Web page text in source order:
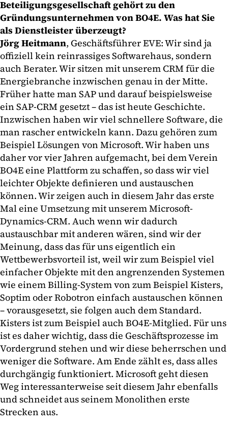
Beteiligungsgesellschaft gehört zu den
Gründungsunternehmen von BO4E. Was hat Sie
als Dienstleister überzeugt?
Jörg Heitmann, Geschäftsführer EVE: Wir sind ja
offiziell kein reinrassiges Softwarehaus, sondern
auch Berater. Wir sitzen mit unserem CRM für die
Energiebranche inzwischen genau in der Mitte.
Früher hatte man SAP und darauf beispielsweise
ein SAP-CRM gesetzt – das ist heute Geschichte.
Inzwischen haben wir viel schnellere Software, die
man rascher entwickeln kann. Dazu gehören zum
Beispiel Lösungen von Microsoft. Wir haben uns
daher vor vier Jahren aufgemacht, bei dem Verein
BO4E eine Plattform zu schaffen, so dass wir viel
leichter Objekte definieren und austauschen
können. Wir zeigen auch in diesem Jahr das erste
Mal eine Umsetzung mit unserem Microsoft-
Dynamics-CRM. Auch wenn wir dadurch
austauschbar mit anderen wären, sind wir der
Meinung, dass das für uns eigentlich ein
Wettbewerbsvorteil ist, weil wir zum Beispiel viel
einfacher Objekte mit den angrenzenden Systemen
wie einem Billing-System von zum Beispiel Kisters,
Soptim oder Robotron einfach austauschen können
– vorausgesetzt, sie folgen auch dem Standard.
Kisters ist zum Beispiel auch BO4E-Mitglied. Für uns
ist es daher wichtig, dass die Geschäftsprozesse im
Vordergrund stehen und wir diese beherrschen und
weniger die Software. Am Ende zählt es, dass alles
durchgängig funktioniert. Microsoft geht diesen
Weg interessanterweise seit diesem Jahr ebenfalls
und schneidet aus seinem Monolithen erste
Strecken aus.